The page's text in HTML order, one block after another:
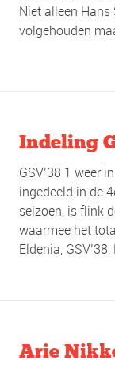
Niet alleen Hans
volgehouden
Indeling
GSV’38 1 weer
ingedeeld in de
seizoen, is flink
waarmee het
Eldenia, GSV’38,
Arie